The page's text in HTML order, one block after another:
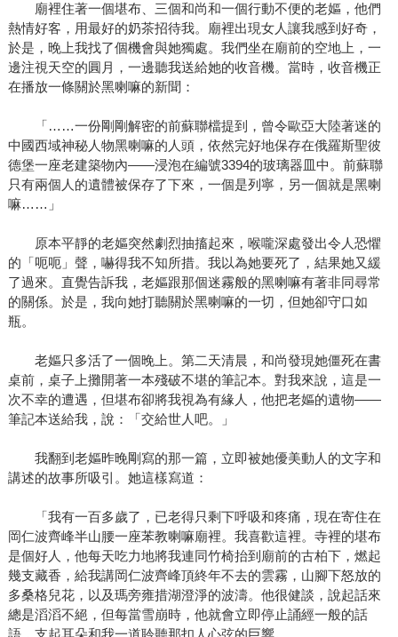
廟裡住著一個堪布、三個和尚和一個行動不便的老嫗，他們
熱情好客，用最好的奶茶招待我。廟裡出現女人讓我感到好奇，
於是，晚上我找了個機會與她獨處。我們坐在廟前的空地上，一
邊注視天空的圓月，一邊聽我送給她的收音機。當時，收音機正
在播放一條關於黑喇嘛的新聞：
「……一份剛剛解密的前蘇聯檔提到，曾令歐亞大陸著迷的
中國西域神秘人物黑喇嘛的人頭，依然完好地保存在俄羅斯聖彼
德堡一座老建築物內——浸泡在編號3394的玻璃器皿中。前蘇聯
只有兩個人的遺體被保存了下來，一個是列寧，另一個就是黑喇
嘛……」
原本平靜的老嫗突然劇烈抽搐起來，喉嚨深處發出令人恐懼
的「呃呃」聲，嚇得我不知所措。我以為她要死了，結果她又緩
了過來。直覺告訴我，老嫗跟那個迷霧般的黑喇嘛有著非同尋常
的關係。於是，我向她打聽關於黑喇嘛的一切，但她卻守口如
瓶。
老嫗只多活了一個晚上。第二天清晨，和尚發現她僵死在書
桌前，桌子上攤開著一本殘破不堪的筆記本。對我來說，這是一
次不幸的遭遇，但堪布卻將我視為有緣人，他把老嫗的遺物——
筆記本送給我，說：「交給世人吧。」
我翻到老嫗昨晚剛寫的那一篇，立即被她優美動人的文字和
講述的故事所吸引。她這樣寫道：
「我有一百多歲了，已老得只剩下呼吸和疼痛，現在寄住在
岡仁波齊峰半山腰一座苯教喇嘛廟裡。我喜歡這裡。寺裡的堪布
是個好人，他每天吃力地將我連同竹椅抬到廟前的古柏下，燃起
幾支藏香，給我講岡仁波齊峰頂終年不去的雲霧，山腳下怒放的
多桑格兒花，以及瑪旁雍措湖澄淨的波濤。他很健談，說起話來
總是滔滔不絕，但每當雪崩時，他就會立即停止誦經一般的話
語，支起耳朵和我一道聆聽那扣人心弦的巨響。